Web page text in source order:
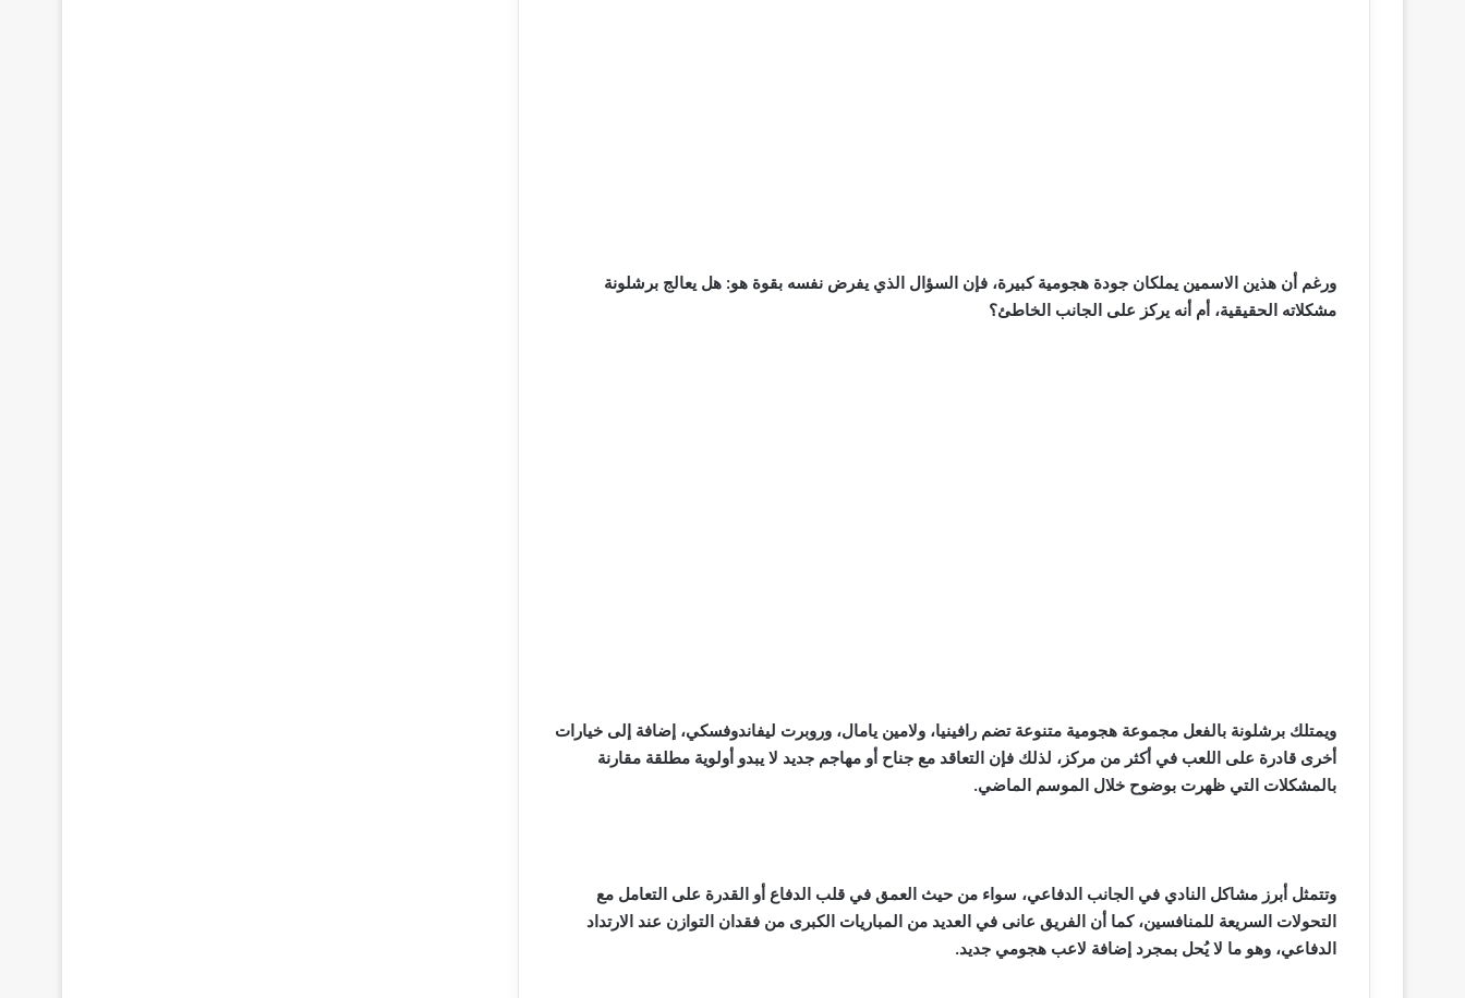
ورغم أن هذين الاسمين يملكان جودة هجومية كبيرة، فإن السؤال الذي يفرض نفسه بقوة هو: هل يعالج برشلونة
مشكلاته الحقيقية، أم أنه يركز على الجانب الخاطئ؟
ويمتلك برشلونة بالفعل مجموعة هجومية متنوعة تضم رافينيا، ولامين يامال، وروبرت ليفاندوفسكي، إضافة إلى خيارات
أخرى قادرة على اللعب في أكثر من مركز، لذلك فإن التعاقد مع جناح أو مهاجم جديد لا يبدو أولوية مطلقة مقارنة
بالمشكلات التي ظهرت بوضوح خلال الموسم الماضي.
وتتمثل أبرز مشاكل النادي في الجانب الدفاعي، سواء من حيث العمق في قلب الدفاع أو القدرة على التعامل مع
التحولات السريعة للمنافسين، كما أن الفريق عانى في العديد من المباريات الكبرى من فقدان التوازن عند الارتداد
الدفاعي، وهو ما لا يُحل بمجرد إضافة لاعب هجومي جديد.